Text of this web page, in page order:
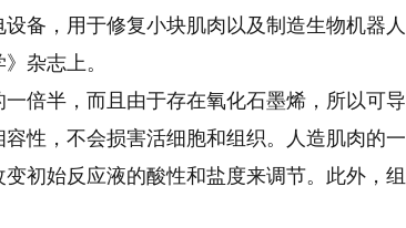
备，用于修复小块肌肉以及制造生物机器人
杂志上。
倍半，而且由于存在氧化石墨烯，所以可导
性，不会损害活细胞和组织。人造肌肉的一
初始反应液的酸性和盐度来调节。此外，组